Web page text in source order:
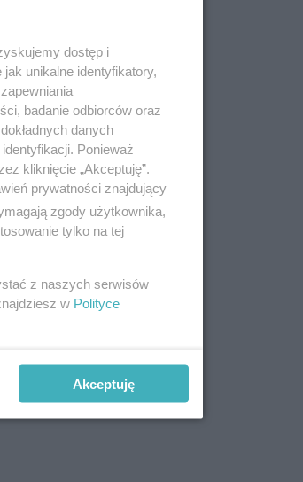
dostęp i
unikalne identyfikatory,
badanie odbiorców oraz
danych
Ponieważ
kliknięcie „Akceptuję”.
prywatności znajdujący
zgody użytkownika,
tylko na tej
z naszych serwisów
w Polityce
Akceptuję